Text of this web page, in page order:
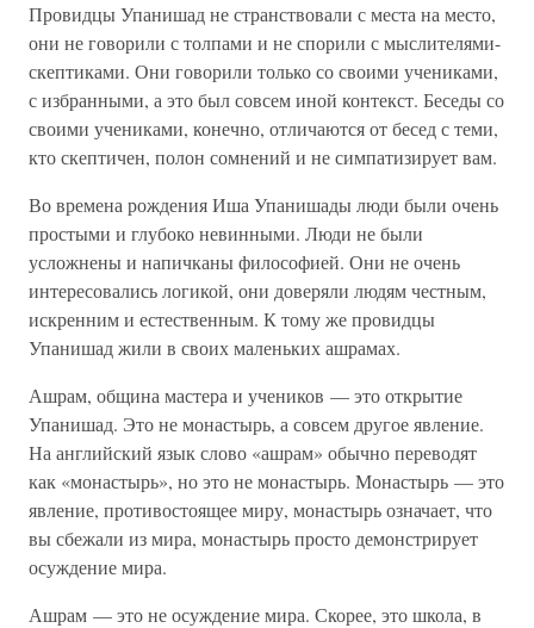
Провидцы Упанишад не странствовали с места на место,
они не говорили с толпами и не спорили с мыслителями-
скептиками. Они говорили только со своими учениками,
с избранными, а это был совсем иной контекст. Беседы со
своими учениками, конечно, отличаются от бесед с теми,
кто скептичен, полон сомнений и не симпатизирует вам.
Во времена рождения Иша Упанишады люди были очень
простыми и глубоко невинными. Люди не были
усложнены и напичканы философией. Они не очень
интересовались логикой, они доверяли людям честным,
искренним и естественным. К тому же провидцы
Упанишад жили в своих маленьких ашрамах.
Ашрам, община мастера и учеников — это открытие
Упанишад. Это не монастырь, а совсем другое явление.
На английский язык слово «ашрам» обычно переводят
как «монастырь», но это не монастырь. Монастырь — это
явление, противостоящее миру, монастырь означает, что
вы сбежали из мира, монастырь просто демонстрирует
осуждение мира.
Ашрам — это не осуждение мира. Скорее, это школа, в